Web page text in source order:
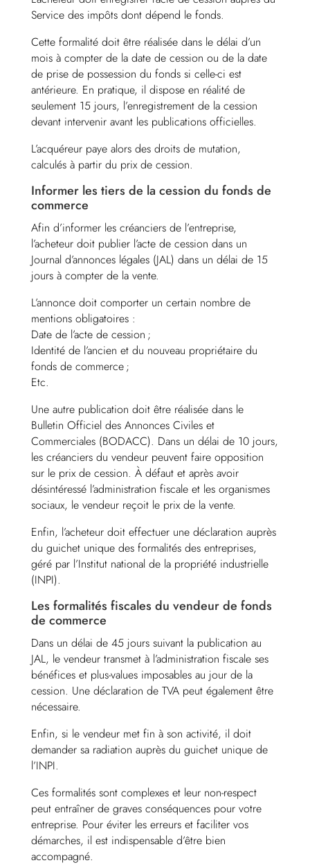
Service des impôts dont dépend le fonds.
Cette formalité doit être réalisée dans le délai d’un
mois à compter de la date de cession ou de la date
de prise de possession du fonds si celle-ci est
antérieure. En pratique, il dispose en réalité de
seulement 15 jours, l’enregistrement de la cession
devant intervenir avant les publications officielles.
L’acquéreur paye alors des droits de mutation,
calculés à partir du prix de cession.
Informer les tiers de la cession du fonds de
commerce
Afin d’informer les créanciers de l’entreprise,
l’acheteur doit publier l’acte de cession dans un
Journal d’annonces légales (JAL) dans un délai de 15
jours à compter de la vente.
L’annonce doit comporter un certain nombre de
mentions obligatoires :
Date de l’acte de cession ;
Identité de l’ancien et du nouveau propriétaire du
fonds de commerce ;
Etc.
Une autre publication doit être réalisée dans le
Bulletin Officiel des Annonces Civiles et
Commerciales (BODACC). Dans un délai de 10 jours,
les créanciers du vendeur peuvent faire opposition
sur le prix de cession. À défaut et après avoir
désintéressé l’administration fiscale et les organismes
sociaux, le vendeur reçoit le prix de la vente.
Enfin, l’acheteur doit effectuer une déclaration auprès
du guichet unique des formalités des entreprises,
géré par l’Institut national de la propriété industrielle
(INPI).
Les formalités fiscales du vendeur de fonds
de commerce
Dans un délai de 45 jours suivant la publication au
JAL, le vendeur transmet à l’administration fiscale ses
bénéfices et plus-values imposables au jour de la
cession. Une déclaration de TVA peut également être
nécessaire.
Enfin, si le vendeur met fin à son activité, il doit
demander sa radiation auprès du guichet unique de
l’INPI.
Ces formalités sont complexes et leur non-respect
peut entraîner de graves conséquences pour votre
entreprise. Pour éviter les erreurs et faciliter vos
démarches, il est indispensable d’être bien
accompagné.